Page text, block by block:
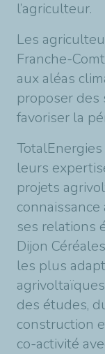
l’agriculteur.
Les
Franche-
aux aléas
proposer
favoriser la
leurs
projets
ses relations
Dijon
les plus
des études,
construction
co-activité